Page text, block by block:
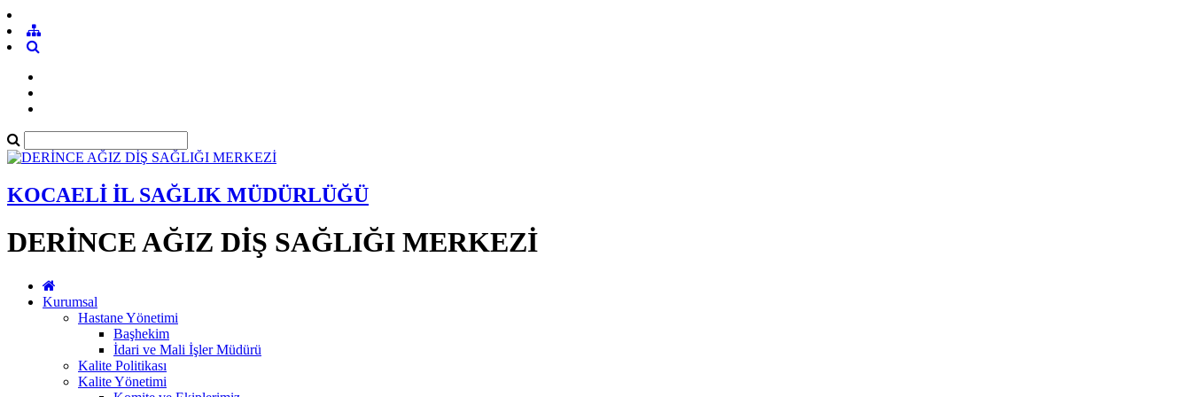
KOCAELİ İL SAĞLIK MÜDÜRLÜĞÜ
DERİNCE AĞIZ DİŞ SAĞLIĞI MERKEZİ
Kurumsal
Hastane Yönetimi
Başhekim
İdari ve Mali İşler Müdürü
Kalite Politikası
Kalite Yönetimi